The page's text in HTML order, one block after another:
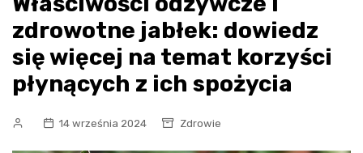
zdrowotne jabłek: dowiedz
się więcej na temat korzyści
płynących z ich spożycia
14 września 2024 Zdrowie